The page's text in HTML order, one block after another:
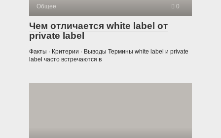
Общее 0
Чем отличается white label от
private label
Факты · Критерии · Выводы Термины white label и private
label часто встречаются в